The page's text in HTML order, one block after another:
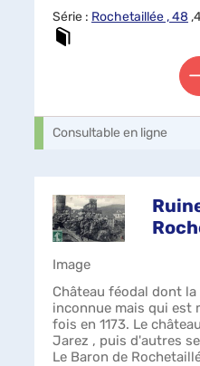
Série : Rochetaillée , 48
Consultable en ligne
Image
Château féodal dont
inconnue mais qui est
fois en 1173. Le
Jarez , puis d'autres
Le Baron de